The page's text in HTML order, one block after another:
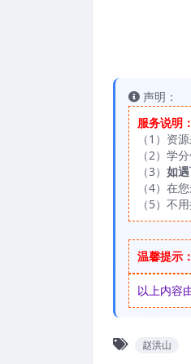
声明：
服务说明：
（1）资
（2）学
（3） 如
（4）在
（5）不
温馨提示：
以上内容
赵洪山